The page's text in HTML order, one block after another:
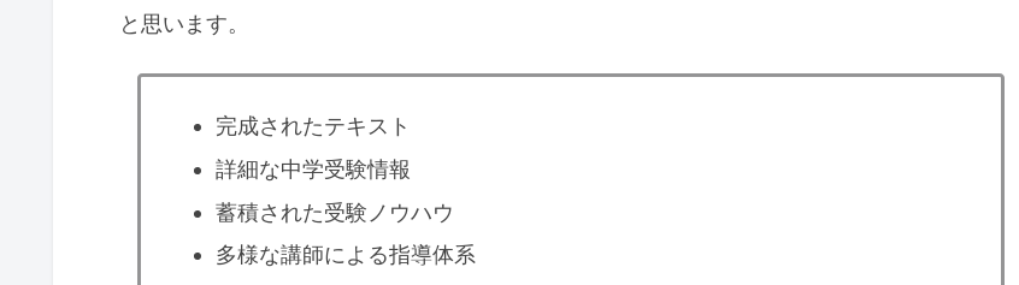
と思います。
完成されたテキスト
詳細な中学受験情報
蓄積された受験ノウハウ
多様な講師による指導体系